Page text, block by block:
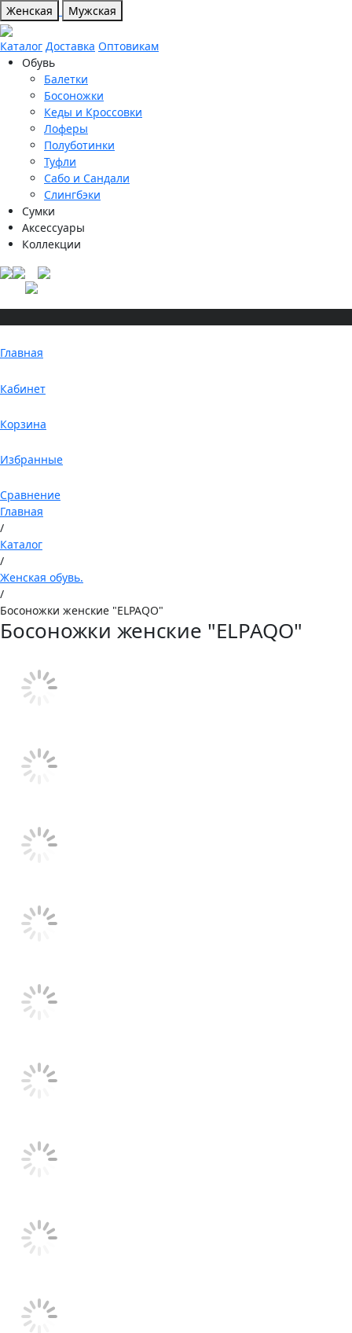
Женская Мужская
Каталог Доставка Оптовикам
Обувь
Балетки
Босоножки
Кеды и Кроссовки
Лоферы
Полуботинки
Туфли
Сабо и Сандали
Слингбэки
Сумки
Аксессуары
Коллекции
Главная
Кабинет
Корзина
Избранные
Сравнение
Главная
/
Каталог
/
Женская обувь.
/
Босоножки женские "ELPAQO"
Босоножки женские "ELPAQO"